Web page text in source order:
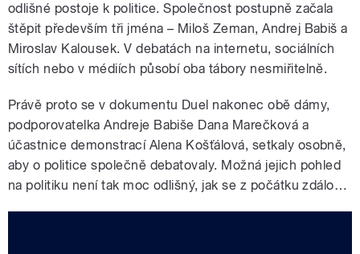
odlišné postoje k politice. Společnost postupně začala
štěpit především tři jména – Miloš Zeman, Andrej Babiš a
Miroslav Kalousek. V debatách na internetu, sociálních
sítích nebo v médiích působí oba tábory nesmiřitelně.
Právě proto se v dokumentu Duel nakonec obě dámy,
podporovatelka Andreje Babiše Dana Marečková a
účastnice demonstrací Alena Košťálová, setkaly osobně,
aby o politice společně debatovaly. Možná jejich pohled
na politiku není tak moc odlišný, jak se z počátku zdálo…